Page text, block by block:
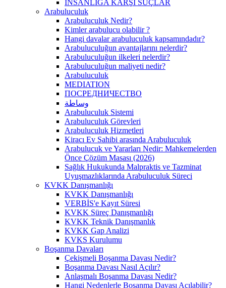
İNSANLIĞA KARŞI SUÇLAR
Arabuluculuk
Arabuluculuk Nedir?
Kimler arabulucu olabilir ?
Hangi davalar arabuluculuk kapsamındadır?
Arabuluculuğun avantajlarını nelerdir?
Arabuluculuğun ilkeleri nelerdir?
Arabuluculuğun maliyeti nedir?
Arabuluculuk
MEDIATION
ПОСРЕДНИЧЕСТВО
وساطة
Arabuluculuk Sistemi
Arabuluculuk Görevleri
Arabuluculuk Hizmetleri
Kiracı Ev Sahibi arasında Arabuluculuk
Arabulucuk ve Yararları Nedir: Mahkemelerden
Önce Çözüm Masası (2026)
Sağlık Hukukunda Malpraktis ve Tazminat
Uyuşmazlıklarında Arabuluculuk Süreci
KVKK Danışmanlığı
KVKK Danışmanlığı
VERBİS'e Kayıt Süresi
KVKK Süreç Danışmanlığı
KVKK Teknik Danışmanlık
KVKK Gap Analizi
KVKS Kurulumu
Boşanma Davaları
Çekişmeli Boşanma Davası Nedir?
Boşanma Davası Nasıl Açılır?
Anlaşmalı Boşanma Davası Nedir?
Hangi Nedenlerle Boşanma Davası Açılabilir?